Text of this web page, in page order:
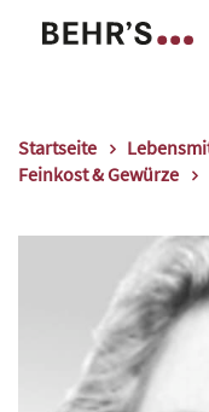
Startseite
Feinkost & Gewürze